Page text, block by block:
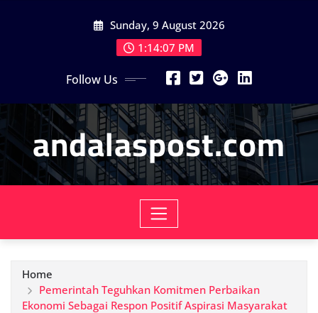
Sunday, 9 August 2026
1:14:09 PM
Follow Us
andalaspost.com
Home
Pemerintah Teguhkan Komitmen Perbaikan
Ekonomi Sebagai Respon Positif Aspirasi Masyarakat